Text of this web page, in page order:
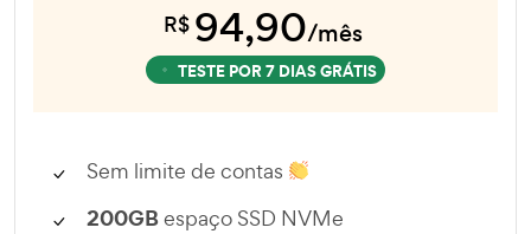
R$ 94,90/mês
TESTE POR 7 DIAS GRÁTIS
Sem limite de contas
200GBespaço SSD NVMe